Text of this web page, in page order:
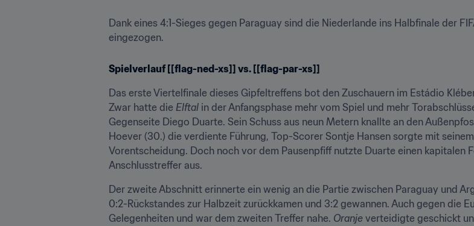
Dank eines 4:1-Sieges gegen Paraguay sind die Niederlande ins Halbfinale der
eingezogen.
Spielverlauf [[flag-ned-xs]] vs. [[flag-par-xs]]
Das erste Viertelfinale dieses Gipfeltreffens bot den Zuschauern im Estádio
Zwar hatte die Elftal in der Anfangsphase mehr vom Spiel und mehr
Gegenseite Diego Duarte. Sein Schuss aus neun Metern knallte an den
Hoever (30.) die verdiente Führung, Top-Scorer Sontje Hansen sorgte mit
Vorentscheidung. Doch noch vor dem Pausenpfiff nutzte Duarte einen kapitalen
Anschlusstreffer aus.
Der zweite Abschnitt erinnerte ein wenig an die Partie zwischen Paraguay und
0:2-Rückstandes zur Halbzeit zurückkamen und 3:2 gewannen. Auch gegen die
Gelegenheiten und war dem zweiten Treffer nahe. Oranje verteidigte geschickt